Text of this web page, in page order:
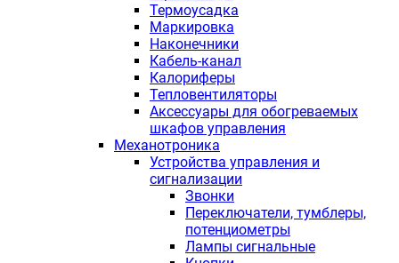
Термоусадка
Маркировка
Наконечники
Кабель-канал
Калориферы
Тепловентиляторы
Аксессуары для обогреваемых
шкафов управления
Механотроника
Устройства управления и
сигнализации
Звонки
Переключатели, тумблеры,
потенциометры
Лампы сигнальные